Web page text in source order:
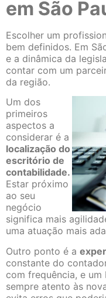
em São
Escolher um
bem definidos. Em
e a dinâmica da
contar com um
da região.
Um dos
primeiros
aspectos a
considerar é a
localização do
escritório de
contabilidade.
Estar próximo
ao seu
negócio
significa mais
uma atuação mais
Outro ponto é a
constante do
com frequência, e
sempre atento às